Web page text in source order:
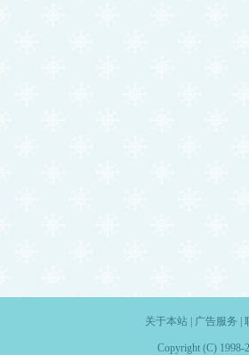
关于本站| 广告服务
Copyright (C) 1998-